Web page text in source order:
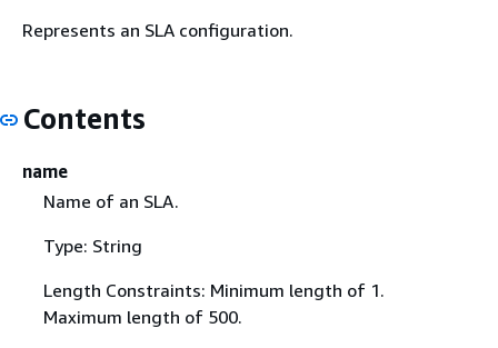
Represents an SLA configuration.
Contents
name
Name of an SLA.
Type: String
Length Constraints: Minimum length of 1.
Maximum length of 500.